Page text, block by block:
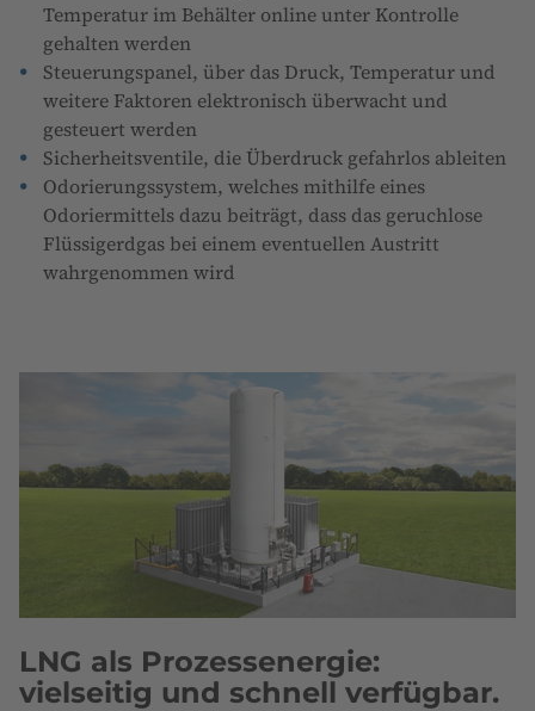
Temperatur im Behälter online unter Kontrolle
gehalten werden
Steuerungspanel, über das Druck, Temperatur und
weitere Faktoren elektronisch überwacht und
gesteuert werden
Sicherheitsventile, die Überdruck gefahrlos ableiten
Odorierungssystem, welches mithilfe eines
Odoriermittels dazu beiträgt, dass das geruchlose
Flüssigerdgas bei einem eventuellen Austritt
wahrgenommen wird
LNG als Prozessenergie:
vielseitig und schnell verfügbar.